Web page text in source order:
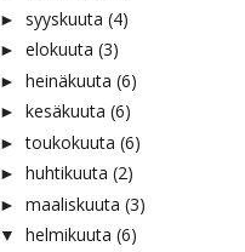
► syyskuuta (4)
► elokuuta (3)
► heinäkuuta (6)
► kesäkuuta (6)
►toukokuuta (6)
► huhtikuuta (2)
► maaliskuuta (3)
▼ helmikuuta (6)